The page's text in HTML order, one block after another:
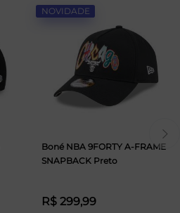
NOVIDADE
Boné NBA 9FORTY A-FRAME
SNAPBACK Preto
R$ 299,99